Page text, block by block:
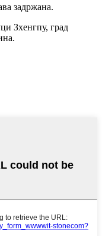
задржана.
Зхенгпу, град